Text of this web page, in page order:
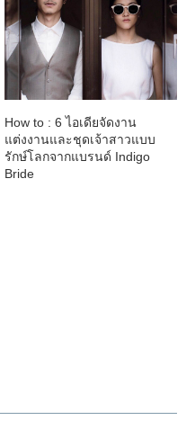
How to : 6 ไอเดียจัดงาน
แต่งงานและชุดเจ้าสาวแบบ
รักษ์โลกจากแบรนด์ Indigo
Bride